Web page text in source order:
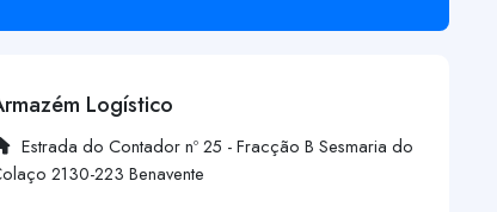
Logístico
Estrada do Contador nº 25 - Fracção B Sesmaria do
2130-223 Benavente